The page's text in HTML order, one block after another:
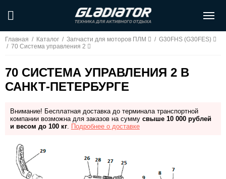
Главная / Каталог / Запчасти для моторов ПЛМ / G30FHS (G30FES)
/ 70 Система управления 2
70 СИСТЕМА УПРАВЛЕНИЯ 2 В
САНКТ-ПЕТЕРБУРГЕ
Внимание! Бесплатная доставка до терминала транспортной
компании возможна для заказов на сумму свыше 10 000 рублей
и весом до 100 кг. Подробнее о доставке